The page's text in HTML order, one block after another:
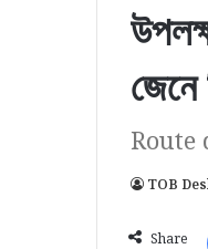
জেনে
Route
TOB
Share